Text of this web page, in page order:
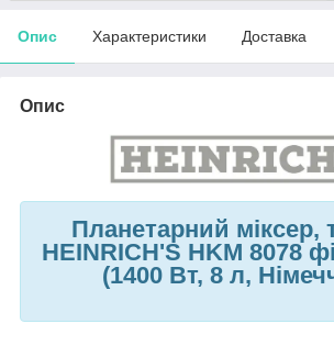
Опис Характеристики Доставка
Опис
Планетарний міксер,
HEINRICH'S HKM 8078
(1400 Вт, 8 л,